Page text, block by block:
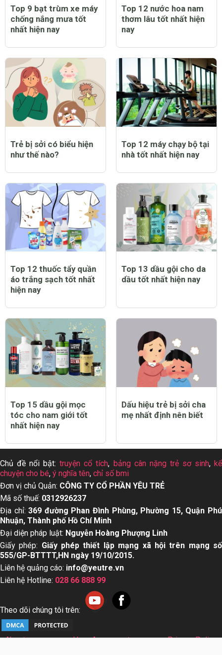
Top 9 bạt trùm xe máy
chống nắng mưa tốt
nhất hiện nay
Top 12 nước hoa nam
thơm lâu tốt nhất hiện
nay
Trẻ bị sởi có biểu hiện
như thế nào?
Top 12 máy chạy bộ tại
nhà tốt nhất hiện nay
Top 12 thuốc tẩy quần
áo trắng sạch tốt nhất
hiện nay
Top 13 dầu gội cho da
dầu tốt nhất hiện nay
Top 15 dầu gội mọc
tóc cho nam giới tốt
nhất hiện nay
Dấu hiệu trẻ bị sởi cha
mẹ nhất định nên biết
Chủ đề nổi bật:truyện cổ tích, bảng cân nặng trẻ sơ sinh,kể
chuyện cho bé, ý nghĩa tên, chỉ số bmi
Đơn vị chủ Quản: CÔNG TY CỔ PHẦN YÊU TRẺ
Mã số thuế: 0312926237
Địa chỉ:369 đường Phan Đình Phùng, Phường 15, Quận Phú
Nhuận, Thành phố Hồ Chí Minh
Đại diện pháp luật: Nguyễn Hoàng Phượng Linh
Giấy phép: Giấy phép thiết lập mạng xã hội trên mạng số
555/GP-BTTTT,HN ngày 19/10/2015.
Liên hệ quảng cáo: info@yeutre.vn
Liên hệ Hotline: 028 66 888 99
Theo dõi chúng tôi trên:
About us User Agreement
Privacy Policy